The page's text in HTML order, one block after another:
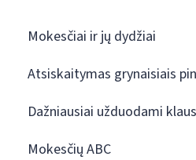
Mokesčiai ir jų dydžiai
Atsiskaitymas grynaisiais
Dažniausiai užduodami
Mokesčių ABC